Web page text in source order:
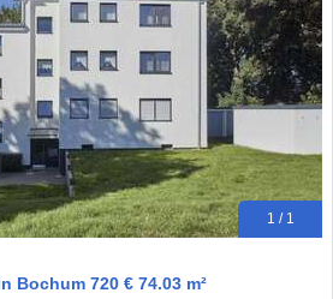
1 / 1
Bochum 720 € 74.03 m²